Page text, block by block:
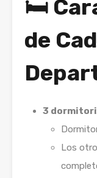
🛏️
de
3
Los